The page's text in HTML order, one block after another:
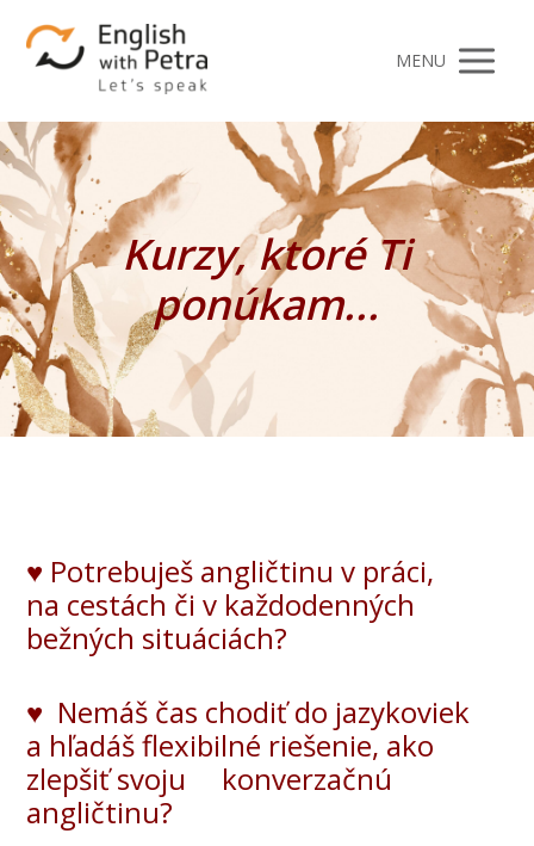
MENU
Kurzy, ktoré Ti
ponúkam...
♥ Potrebuješ angličtinu v práci,
na cestách či v každodenných
bežných situáciách?
♥ Nemáš čas chodiť do jazykoviek
a hľadáš flexibilné riešenie, ako
zlepšiť svoju konverzačnú
angličtinu?